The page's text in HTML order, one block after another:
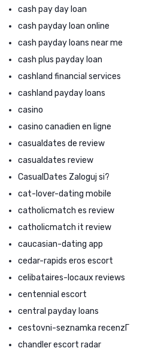
cash pay day loan
cash payday loan online
cash payday loans near me
cash plus payday loan
cashland financial services
cashland payday loans
casino
casino canadien en ligne
casualdates de review
casualdates review
CasualDates Zaloguj si?
cat-lover-dating mobile
catholicmatch es review
catholicmatch it review
caucasian-dating app
cedar-rapids eros escort
celibataires-locaux reviews
centennial escort
central payday loans
cestovni-seznamka recenzГ­
chandler escort radar